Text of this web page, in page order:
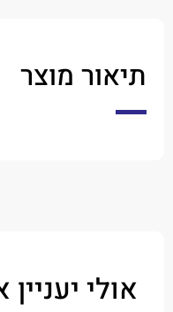
מוצר
יעניין אותך